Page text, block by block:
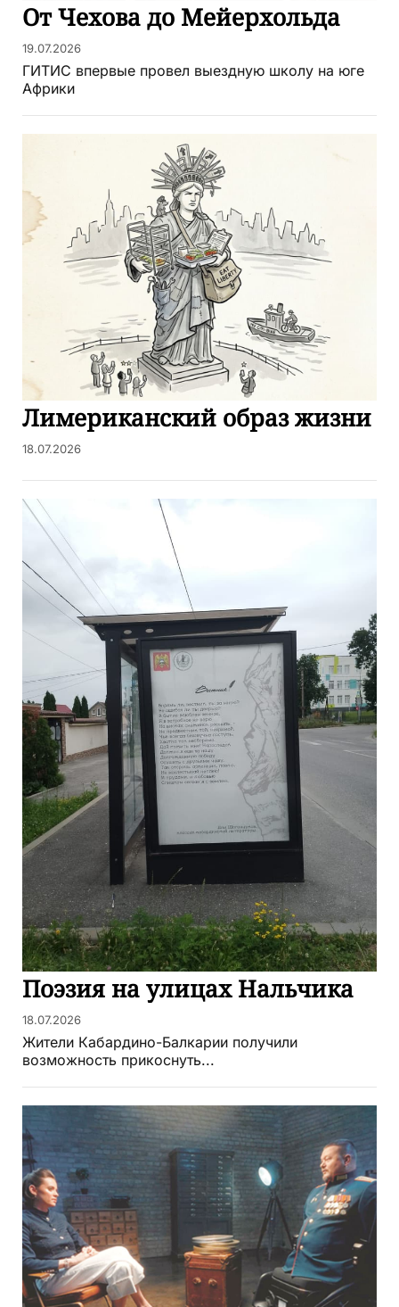
От Чехова до Мейерхольда
19.07.2026
ГИТИС впервые провел выездную школу на юге
Африки
Лимериканский образ жизни
18.07.2026
Поэзия на улицах Нальчика
18.07.2026
Жители Кабардино-Балкарии получили
возможность прикоснуть...